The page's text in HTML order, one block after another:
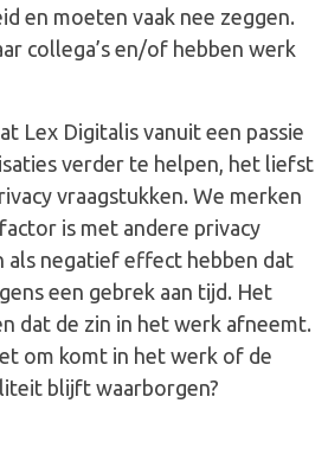
en moeten vaak nee zeggen.
collega’s en/of hebben werk
Lex Digitalis vanuit een passie
verder te helpen, het liefst
vraagstukken. We merken
is met andere privacy
als negatief effect hebben dat
een gebrek aan tijd. Het
dat de zin in het werk afneemt.
om komt in het werk of de
blijft waarborgen?